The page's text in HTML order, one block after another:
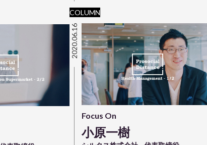
COLUMN
2020.06.16
Focus On
小原一樹